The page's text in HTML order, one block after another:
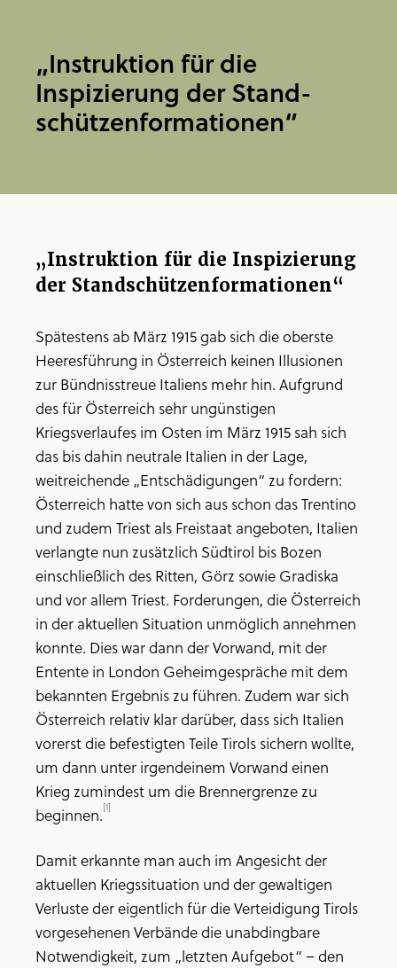
„Instruktion für die
Inspizierung der Stand­
schützen­formationen“
„Instruktion für die Inspizierung
der Stand­schützen­formationen“
Spätestens ab März 1915 gab sich die oberste
Heeresführung in Österreich keinen Illusionen
zur Bündnisstreue Italiens mehr hin. Aufgrund
des für Österreich sehr ungünstigen
Kriegsverlaufes im Osten im März 1915 sah sich
das bis dahin neutrale Italien in der Lage,
weitreichende „Entschädigungen“ zu fordern:
Österreich hatte von sich aus schon das Trentino
und zudem Triest als Freistaat angeboten, Italien
verlangte nun zusätzlich Südtirol bis Bozen
einschließlich des Ritten, Görz sowie Gradiska
und vor allem Triest. Forderungen, die Österreich
in der aktuellen Situation unmöglich annehmen
konnte. Dies war dann der Vorwand, mit der
Entente in London Geheimgespräche mit dem
bekannten Ergebnis zu führen. Zudem war sich
Österreich relativ klar darüber, dass sich Italien
vorerst die befestigten Teile Tirols sichern wollte,
um dann unter irgendeinem Vorwand einen
Krieg zumindest um die Brennergrenze zu
beginnen.[1]
Damit erkannte man auch im Angesicht der
aktuellen Kriegssituation und der gewaltigen
Verluste der eigentlich für die Verteidigung Tirols
vorgesehenen Verbände die unabdingbare
Notwendigkeit, zum „letzten Aufgebot“ – den